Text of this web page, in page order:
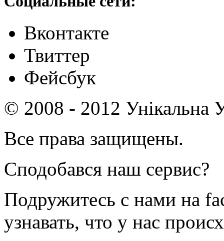
Вконтакте
Твиттер
Фейсбук
© 2008 - 2012 Унікальна
Все права защищены.
Сподобався наш сервис?
Подружитесь с нами на
узнавать, что у нас